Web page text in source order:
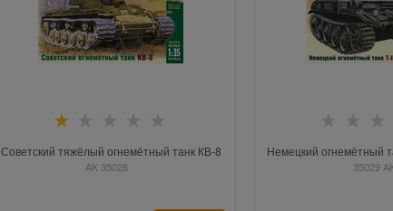
Советский тяжёлый огнемётный танк КВ-8
AK 35028
Немецкий огнемётный
35029